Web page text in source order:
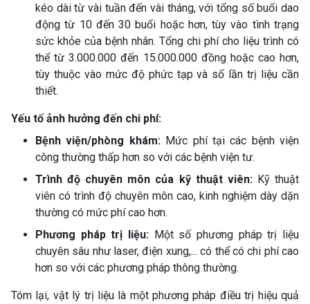
kéo dài từ vài tuần đến vài tháng, với tổng số buổi dao
động từ 10 đến 30 buổi hoặc hơn, tùy vào tình trạng
sức khỏe của bệnh nhân. Tổng chi phí cho liệu trình có
thể từ 3.000.000 đến 15.000.000 đồng hoặc cao hơn,
tùy thuộc vào mức độ phức tạp và số lần trị liệu cần
thiết.
Yếu tố ảnh hưởng đến chi phí:
Bệnh viện/phòng khám: Mức phí tại các bệnh viện
công thường thấp hơn so với các bệnh viện tư.
Trình độ chuyên môn của kỹ thuật viên:Kỹ thuật
viên có trình độ chuyên môn cao, kinh nghiệm dày dặn
thường có mức phí cao hơn.
Phương pháp trị liệu: Một số phương pháp trị liệu
chuyên sâu như laser, điện xung,... có thể có chi phí cao
hơn so với các phương pháp thông thường.
Tóm lại, vật lý trị liệu là một phương pháp điều trị hiệu quả